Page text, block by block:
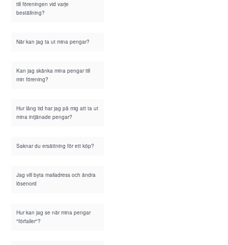
till föreningen vid varje
beställning?
När kan jag ta ut mina pengar?
Kan jag skänka mina pengar till
min förening?
Hur lång tid har jag på mig att ta ut
mina intjänade pengar?
Saknar du ersättning för ett köp?
Jag vill byta mailadress och ändra
lösenord
Hur kan jag se när mina pengar
"förfaller"?